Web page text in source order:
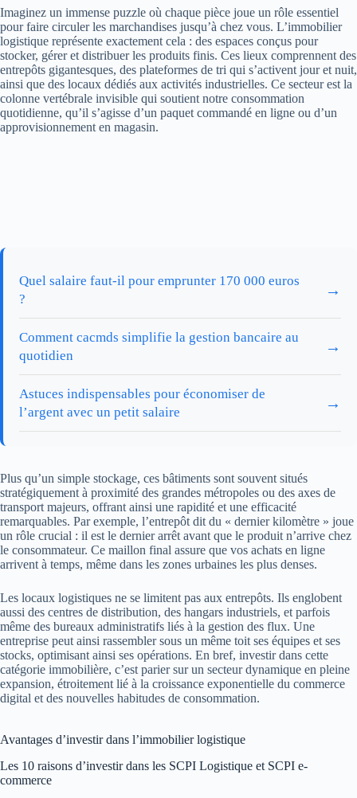
Imaginez un immense puzzle où chaque pièce joue un rôle essentiel
pour faire circuler les marchandises jusqu’à chez vous. L’immobilier
logistique représente exactement cela : des espaces conçus pour
stocker, gérer et distribuer les produits finis. Ces lieux comprennent des
entrepôts gigantesques, des plateformes de tri qui s’activent jour et nuit,
ainsi que des locaux dédiés aux activités industrielles. Ce secteur est la
colonne vertébrale invisible qui soutient notre consommation
quotidienne, qu’il s’agisse d’un paquet commandé en ligne ou d’un
approvisionnement en magasin.
Quel salaire faut-il pour emprunter 170 000 euros
?
→
Comment cacmds simplifie la gestion bancaire au
quotidien
→
Astuces indispensables pour économiser de
l’argent avec un petit salaire
→
Plus qu’un simple stockage, ces bâtiments sont souvent situés
stratégiquement à proximité des grandes métropoles ou des axes de
transport majeurs, offrant ainsi une rapidité et une efficacité
remarquables. Par exemple, l’entrepôt dit du « dernier kilomètre » joue
un rôle crucial : il est le dernier arrêt avant que le produit n’arrive chez
le consommateur. Ce maillon final assure que vos achats en ligne
arrivent à temps, même dans les zones urbaines les plus denses.
Les locaux logistiques ne se limitent pas aux entrepôts. Ils englobent
aussi des centres de distribution, des hangars industriels, et parfois
même des bureaux administratifs liés à la gestion des flux. Une
entreprise peut ainsi rassembler sous un même toit ses équipes et ses
stocks, optimisant ainsi ses opérations. En bref, investir dans cette
catégorie immobilière, c’est parier sur un secteur dynamique en pleine
expansion, étroitement lié à la croissance exponentielle du commerce
digital et des nouvelles habitudes de consommation.
Avantages d’investir dans l’immobilier logistique
Les 10 raisons d’investir dans les SCPI Logistique et SCPI e-
commerce